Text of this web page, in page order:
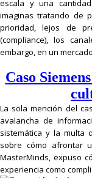
escala y una
imaginas tratando de
prioridad, lejos de
(compliance), los
embargo, en un
Caso
La sola mención del
avalancha de
sistemática y la multa
sobre cómo afrontar
MasterMinds, expuso
experiencia como